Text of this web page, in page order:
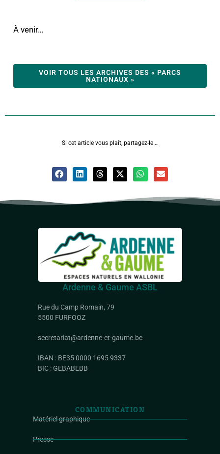
À venir…
VOIR TOUS LES ARCHIVES DES « PARCS
NATIONAUX »
Si cet article vous plaît, partagez-le …
Ardenne & Gaume ASBL
Rue du Camp Romain, 79
5500 FURFOOZ
secretariat@ardenne-et-gaume.be
IBAN : BE35 0000 1695 9337
BIC : GEBABEBB
COMMUNICATION
Matériel graphique
Presse